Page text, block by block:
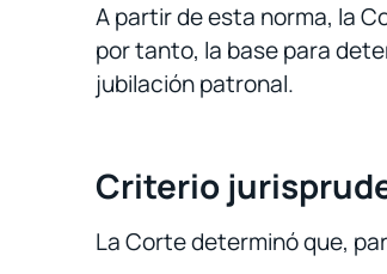
A partir de esta norma, la
por tanto, la base para
jubilación patronal.
Criterio
La Corte determinó que,